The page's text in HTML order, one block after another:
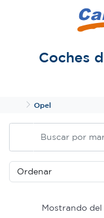
Coches
InicioOpel
Mostrando del